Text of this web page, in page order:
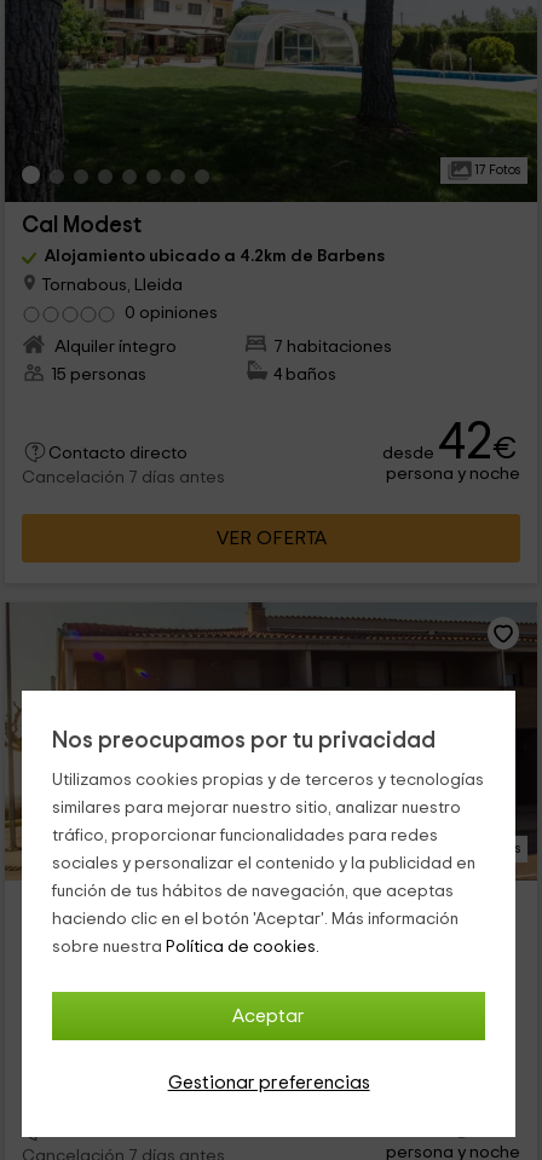
Nos preocupamos por tu privacidad
Utilizamos cookies propias y de terceros y tecnologías
similares para mejorar nuestro sitio, analizar nuestro
tráfico, proporcionar funcionalidades para redes
sociales y personalizar el contenido y la publicidad en
función de tus hábitos de navegación, que aceptas
haciendo clic en el botón 'Aceptar'. Más información
sobre nuestra Política de cookies.
Aceptar
Gestionar preferencias
17 Fotos
Cal Modest
Alojamiento ubicado a 4.2km de Barbens
Tornabous, Lleida
0 opiniones
Alquiler íntegro
7 habitaciones
15 personas
4 baños
Contacto directo
Cancelación 7 días antes
desde 42€
persona y noche
VER OFERTA
26 Fotos
Bon Pas Rural Boldú
0 opiniones
8 habitaciones
Cancelación 7 días antes
persona y noche